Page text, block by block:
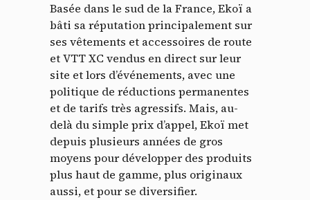
Basée dans le sud de la France, Ekoï a
bâti sa réputation principalement sur
ses vêtements et accessoires de route
et VTT XC vendus en direct sur leur
site et lors d’événements, avec une
politique de réductions permanentes
et de tarifs très agressifs. Mais, au-
delà du simple prix d’appel, Ekoï met
depuis plusieurs années de gros
moyens pour développer des produits
plus haut de gamme, plus originaux
aussi, et pour se diversifier.